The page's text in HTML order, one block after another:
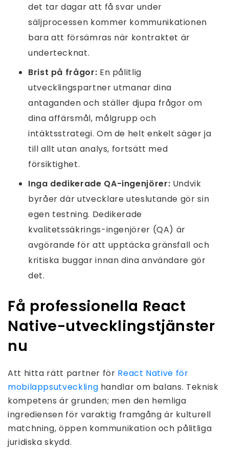
det tar dagar att få svar under
säljprocessen kommer kommunikationen
bara att försämras när kontraktet är
undertecknat.
Brist på frågor: En pålitlig
utvecklingspartner utmanar dina
antaganden och ställer djupa frågor om
dina affärsmål, målgrupp och
intäktsstrategi. Om de helt enkelt säger ja
till allt utan analys, fortsätt med
försiktighet.
Inga dedikerade QA-ingenjörer: Undvik
byråer där utvecklare uteslutande gör sin
egen testning. Dedikerade
kvalitetssäkrings-ingenjörer (QA) är
avgörande för att upptäcka gränsfall och
kritiska buggar innan dina användare gör
det.
Få professionella React
Native-utvecklingstjänster
nu
Att hitta rätt partner för React Native för
mobilappsutveckling handlar om balans. Teknisk
kompetens är grunden; men den hemliga
ingrediensen för varaktig framgång är kulturell
matchning, öppen kommunikation och pålitliga
juridiska skydd.